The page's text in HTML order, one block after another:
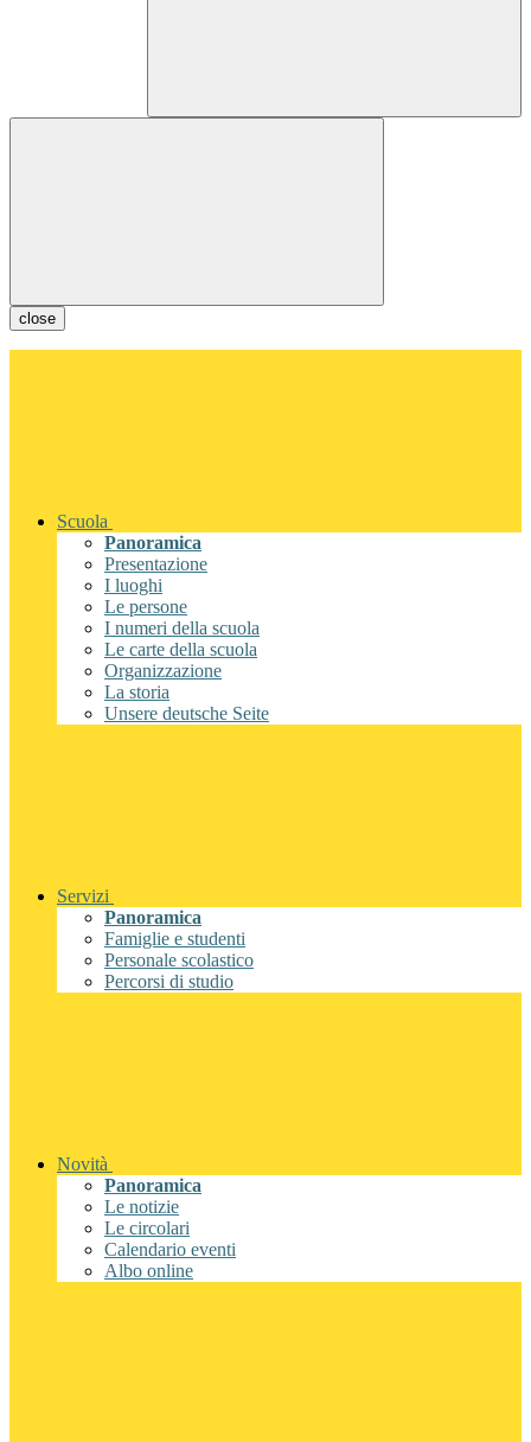
close
Scuola
Panoramica
Presentazione
I luoghi
Le persone
I numeri della scuola
Le carte della scuola
Organizzazione
La storia
Unsere deutsche Seite
Servizi
Panoramica
Famiglie e studenti
Personale scolastico
Percorsi di studio
Novità
Panoramica
Le notizie
Le circolari
Calendario eventi
Albo online